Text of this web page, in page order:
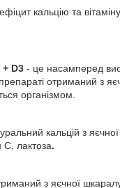
кальцію та
+ D3 - це насамперед
отриманий з
організмом.
кальцій з
С, лактоза.
з яєчної